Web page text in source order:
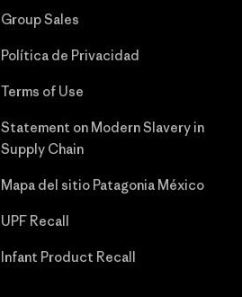
Group Sales
Política de Privacidad
Terms of Use
Statement on Modern Slavery in
Supply Chain
Mapa del sitio Patagonia México
UPF Recall
Infant Product Recall